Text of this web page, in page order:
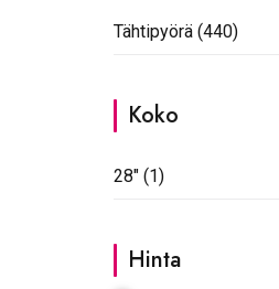
Tähtipyörä (440)
Koko
28" (1)
Hinta